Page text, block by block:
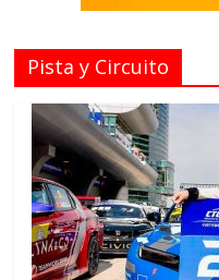
Pista y Circuito